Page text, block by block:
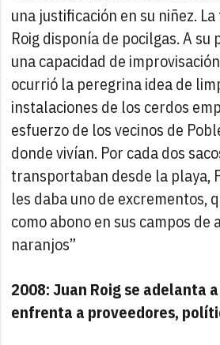
una justificación en su niñez.
Roig disponía de pocilgas. A su
una capacidad de
ocurrió la peregrina idea de
instalaciones de los cerdos
esfuerzo de los vecinos de
donde vivían. Por cada dos
transportaban desde la playa,
les daba uno de excrementos,
como abono en sus campos de
naranjos”
2008: Juan Roig se adelanta
enfrenta a proveedores,